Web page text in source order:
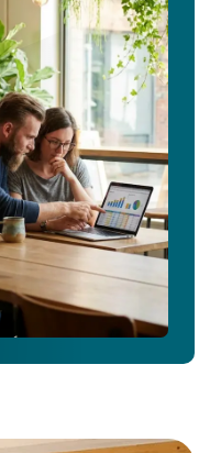
funzionalità